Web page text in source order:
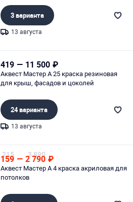
3 варианта
13 августа
419 — 11 500 ₽
Аквест Мастер А 25 краска резиновая
для крыш, фасадов и цоколей
24 варианта
13 августа
215
159 — 3 890
2 790 ₽
Аквест Мастер А 4 краска акриловая для
потолков